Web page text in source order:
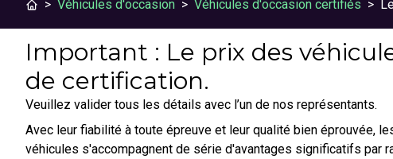
> Véhicules d'occasion > Véhicules d'occasion certifiés >
Important : Le prix des
de certification.
Veuillez valider tous les détails avec l’un de nos représentants.
Avec leur fiabilité à toute épreuve et leur qualité bien éprouvée,
véhicules s'accompagnent de série d'avantages significatifs par